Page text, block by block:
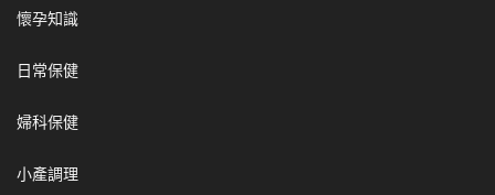
懷孕知識
日常保健
婦科保健
小產調理